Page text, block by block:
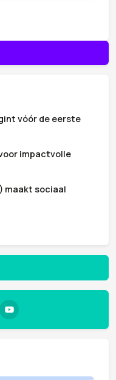
vóór de eerste
impactvolle
maakt sociaal